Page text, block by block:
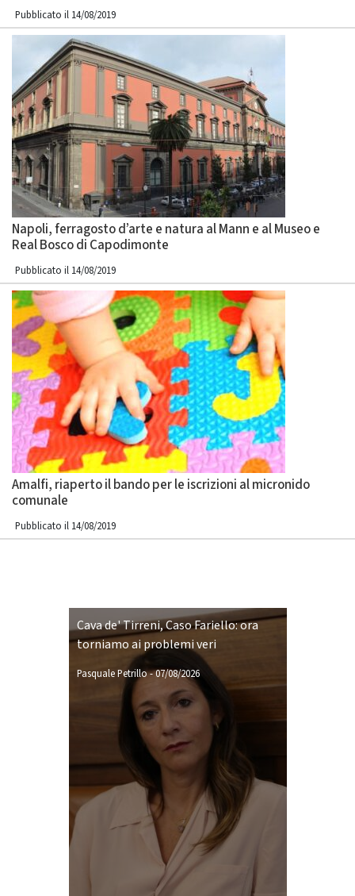
Pubblicato il 14/08/2019
Napoli, ferragosto d’arte e natura al Mann e al Museo e
Real Bosco di Capodimonte
Pubblicato il 14/08/2019
Amalfi, riaperto il bando per le iscrizioni al micronido
comunale
Pubblicato il 14/08/2019
Cava de' Tirreni, Caso Fariello: ora
torniamo ai problemi veri
Pasquale Petrillo-07/08/2026